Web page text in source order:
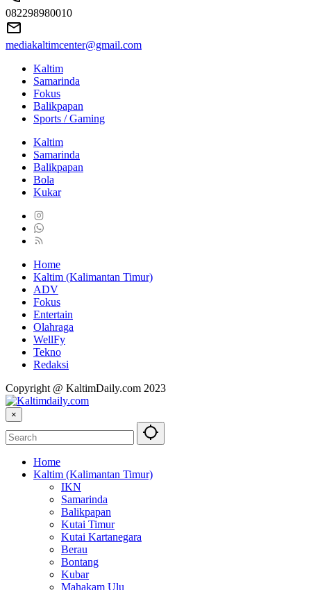
082298980010
mediakaltimcenter@gmail.com
Kaltim
Samarinda
Fokus
Balikpapan
Sports / Gaming
Kaltim
Samarinda
Balikpapan
Bola
Kukar
Home
Kaltim (Kalimantan Timur)
ADV
Fokus
Entertain
Olahraga
WellFy
Tekno
Redaksi
Copyright @ KaltimDaily.com 2023
×
Home
Kaltim (Kalimantan Timur)
IKN
Samarinda
Balikpapan
Kutai Timur
Kutai Kartanegara
Berau
Bontang
Kubar
Mahakam Ulu